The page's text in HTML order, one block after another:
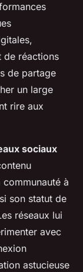
de réactions
de partage
un large
rire aux
sociaux
à
son statut de
réseaux lui
avec
astucieuse